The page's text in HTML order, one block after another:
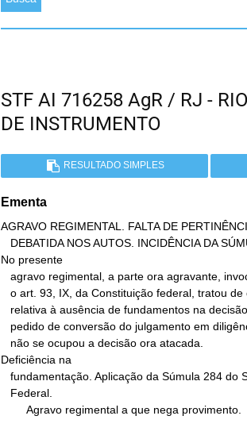
STF AI 716258 AgR / RJ -
DE INSTRUMENTO
RESULTADO SIMPLES
Ementa
AGRAVO REGIMENTAL. FALTA DE
No presente
Deficiência na
        Agravo regimental a que nega provimento.